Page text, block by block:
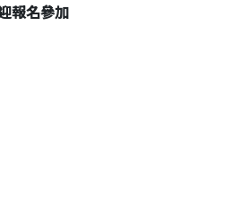
報名參加